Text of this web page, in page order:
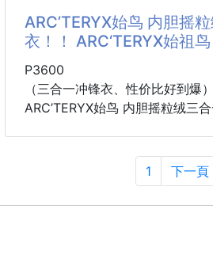
颜色：黑色/白色
尺码：XS/S/M/L
ARC’TERYX始鸟 内胆摇
衣！！ ARC‘TERYX始祖鸟
P3600
（三合一冲锋衣、性价比好到爆）
ARC’TERYX始鸟 内胆摇粒绒三
的防水防风冲锋衣 暴雨级防水 有
一件顶5件 任何天气变化都轻松
西 性价比超高的一款 实在货品
1 下一頁